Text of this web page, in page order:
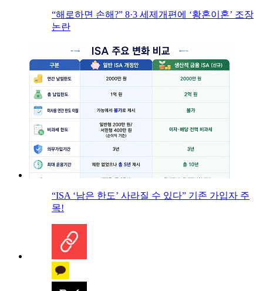
“해로하면 손해?” 8·3 세제개편에 ‘황혼이혼’ 조장
논란
“ISA ‘남은 한도’ 사라질 수 있다” 기존 가입자 주
목!